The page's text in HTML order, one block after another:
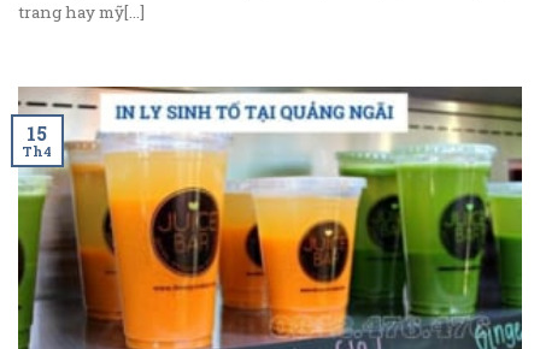
trang hay mỹ[...]
15
Th4